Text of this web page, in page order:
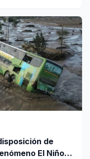
de
El Niño,